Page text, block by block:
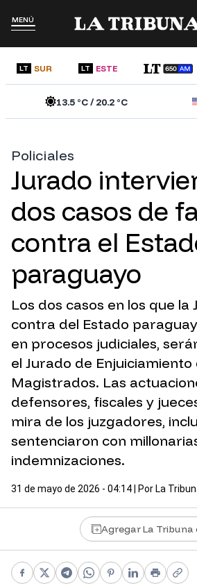
MENÚ
LT SUR LT ESTE
13.5°C /20.2°C
Policiales
Jurado
dos casos de
contra el
paraguayo
Los dos casos en los que la
contra del Estado
en procesos judiciales,
el Jurado de Enjuiciamiento
Magistrados. Las
defensores, fiscales y
mira de los juzgadores,
sentenciaron con
indemnizaciones.
31 de mayo de 2026 - 04:14 | Por La
Agregar La Tribuna
Facebook
X Telegram
WhatsApp
Pinterest
LinkedIn
Print